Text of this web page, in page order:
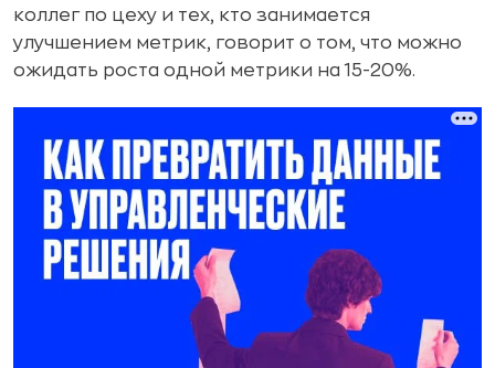
коллег по цеху и тех, кто занимается
улучшением метрик, говорит о том, что можно
ожидать роста одной метрики на 15-20%.